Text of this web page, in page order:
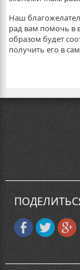
Наш
рад вам помочь в
образом будет
получить его в